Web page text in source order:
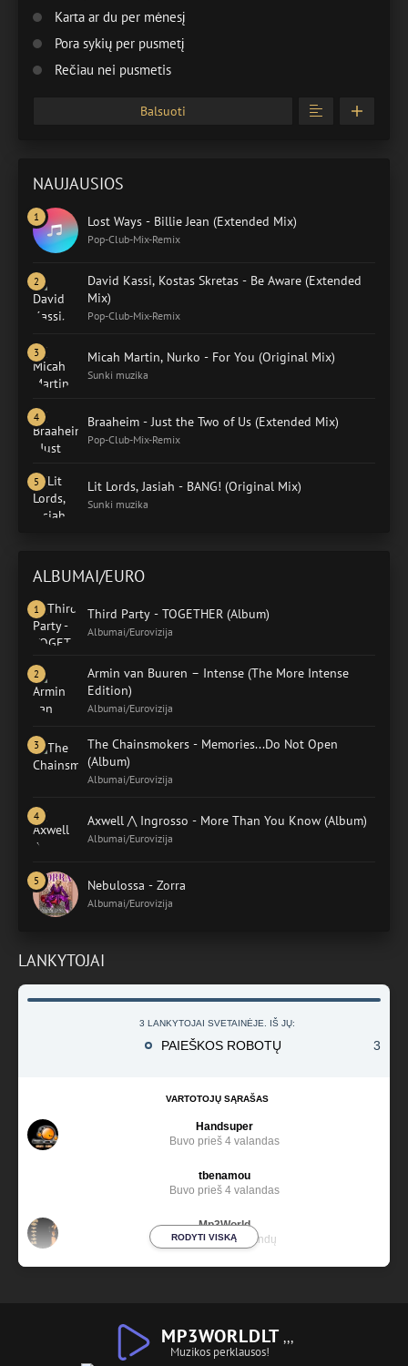
Karta ar du per mėnesį
Pora sykių per pusmetį
Rečiau nei pusmetis
Balsuoti
NAUJAUSIOS
Lost Ways - Billie Jean (Extended Mix)
Pop-Club-Mix-Remix
David Kassi, Kostas Skretas - Be Aware (Extended
Mix)
Pop-Club-Mix-Remix
Micah Martin, Nurko - For You (Original Mix)
Sunki muzika
Braaheim - Just the Two of Us (Extended Mix)
Pop-Club-Mix-Remix
Lit Lords, Jasiah - BANG! (Original Mix)
Sunki muzika
ALBUMAI/EURO
Third Party - TOGETHER (Album)
Albumai/Eurovizija
Armin van Buuren – Intense (The More Intense
Edition)
Albumai/Eurovizija
The Chainsmokers - Memories...Do Not Open
(Album)
Albumai/Eurovizija
Axwell /\ Ingrosso - More Than You Know (Album)
Albumai/Eurovizija
Nebulossa - Zorra
Albumai/Eurovizija
LANKYTOJAI
3 LANKYTOJAI SVETAINĖJE. IŠ JŲ:
PAIEŠKOS ROBOTŲ 3
VARTOTOJŲ SĄRAŠAS
Handsuper
Buvo prieš 4 valandas
tbenamou
Buvo prieš 4 valandas
Mp3World
Buvo prieš 7 valandų
RODYTI VISKĄ
MP3WORLDLT
Muzikos perklausos!
,,,